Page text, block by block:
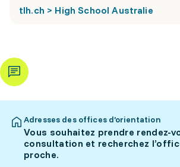
tlh.ch > High School Australie
Adresses des offices d’orientation
Vous souhaitez prendre rendez-
consultation et recherchez
proche.